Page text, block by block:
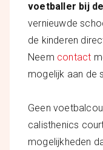
voetballer bij
vernieuwde
de kinderen
Neem contact
mogelijk aan de
Geen
calisthenics
mogelijkheden